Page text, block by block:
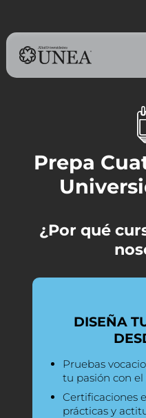
Prepa
¿Por qué
DISEÑA
Pruebas
tu pasión con
Certificaciones
prácticas y